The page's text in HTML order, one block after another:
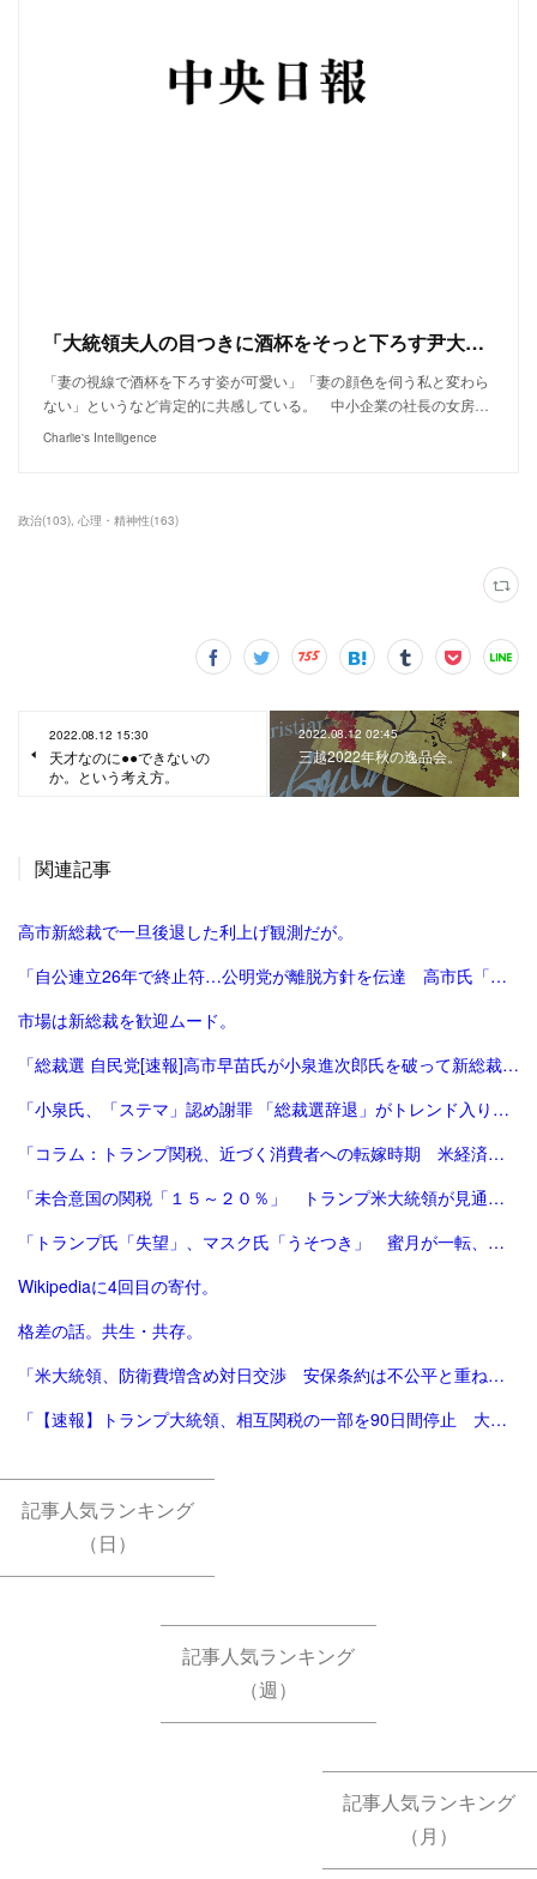
「大統領夫人の目つきに酒杯をそっと下ろす尹大統領が話題に | Joongang Ilbo | 中央日報」
「妻の視線で酒杯を下ろす姿が可愛い」「妻の顔色を伺う私と変わら
ない」というなど肯定的に共感している。 中小企業の社長の女房…
Charlie's Intelligence
政治(103) 心理・精神性(163)
2022.08.12 15:30
天才なのに●●できないの
か。という考え方。
2022.08.12 02:45
三越2022年秋の逸品会。
関連記事
高市新総裁で一旦後退した利上げ観測だが。
「自公連立26年で終止符…公明党が離脱方針を伝達 高市氏「一方的に…大変残念」斉藤氏「誠に不十分…いったん白紙」｜FNNプライムオンライン」
市場は新総裁を歓迎ムード。
「総裁選 自民党[速報]高市早苗氏が小泉進次郎氏を破って新総裁、会見で「景色変える」初の女性首相が誕生か : 読売新聞」
「小泉氏、「ステマ」認め謝罪 「総裁選辞退」がトレンド入り 写真5枚 国際ニュース：AFPBB News」
「コラム：トランプ関税、近づく消費者への転嫁時期 米経済にどう影響 | ロイター」
「未合意国の関税「１５～２０％」 トランプ米大統領が見通し：時事ドットコム」
「トランプ氏「失望」、マスク氏「うそつき」 蜜月が一転、非難の応酬 | 毎日新聞」
Wikipediaに4回目の寄付。
格差の話。共生・共存。
「米大統領、防衛費増含め対日交渉 安保条約は不公平と重ねて不満|47NEWS（よんななニュース）」
「【速報】トランプ大統領、相互関税の一部を90日間停止 大幅な方針転換 中国に対する関税は「125%に引き上げ」 | TBS NEWS DIG (1ページ)」
記事人気ランキング
（日）
記事人気ランキング
（週）
記事人気ランキング
（月）